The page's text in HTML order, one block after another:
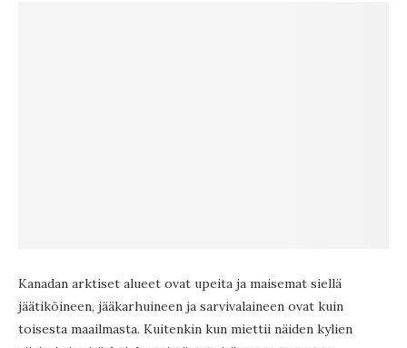
Kanadan arktiset alueet ovat upeita ja maisemat siellä
jäätiköineen, jääkarhuineen ja sarvivalaineen ovat kuin
toisesta maailmasta. Kuitenkin kun miettii näiden kylien